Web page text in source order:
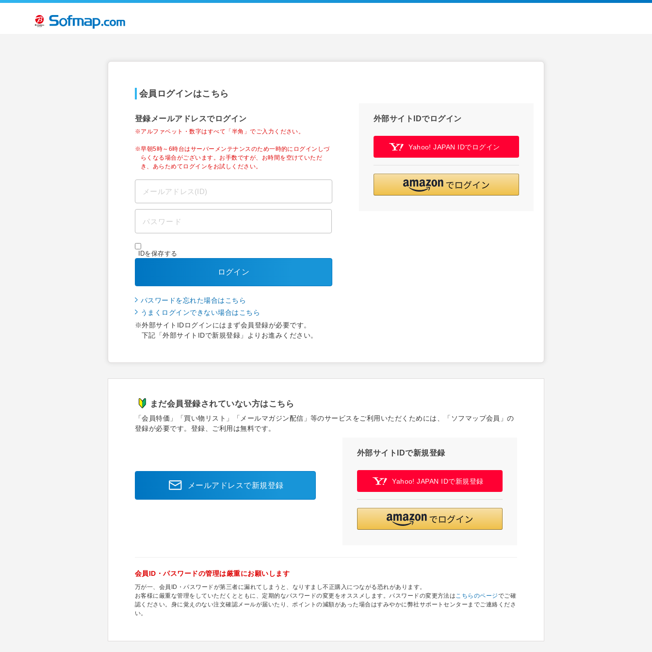
会員ログインはこちら
登録メールアドレスでログイン
※アルファベット・数字はすべて「半角」でご入力ください。
※早朝5時～6時台はサーバーメンテナンスのため一時的にログインしづ
らくなる場合がございます。お手数ですが、お時間を空けていただ
き、あらためてログインをお試しください。
IDを保存する
ログイン
パスワードを忘れた場合はこちら
うまくログインできない場合はこちら
※外部サイトIDログインにはまず会員登録が必要です。
下記「外部サイトIDで新規登録」よりお進みください。
外部サイトIDでログイン
Yahoo! JAPAN IDでログイン
まだ会員登録されていない方はこちら
「会員特価」「買い物リスト」「メールマガジン配信」等のサービスをご利用いただくためには、「ソフマップ会員」の
登録が必要です。登録、ご利用は無料です。
メールアドレスで新規登録
外部サイトIDで新規登録
Yahoo! JAPAN IDで新規登録
会員ID・パスワードの管理は厳重にお願いします
万が一、会員ID・パスワードが第三者に漏れてしまうと、なりすまし不正購入につながる恐れがあります。
お客様に厳重な管理をしていただくとともに、定期的なパスワードの変更をオススメします。パスワードの変更方法はこちらのページでご確
認ください。身に覚えのない注文確認メールが届いたり、ポイントの減額があった場合はすみやかに弊社サポートセンターまでご連絡くださ
い。